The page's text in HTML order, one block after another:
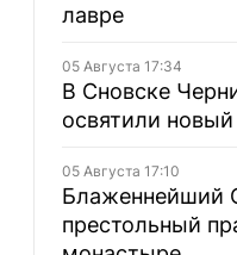
лавре
05 Августа 17:34
В Сновске
освятили
05 Августа 17:10
Блаженнейший
престольный